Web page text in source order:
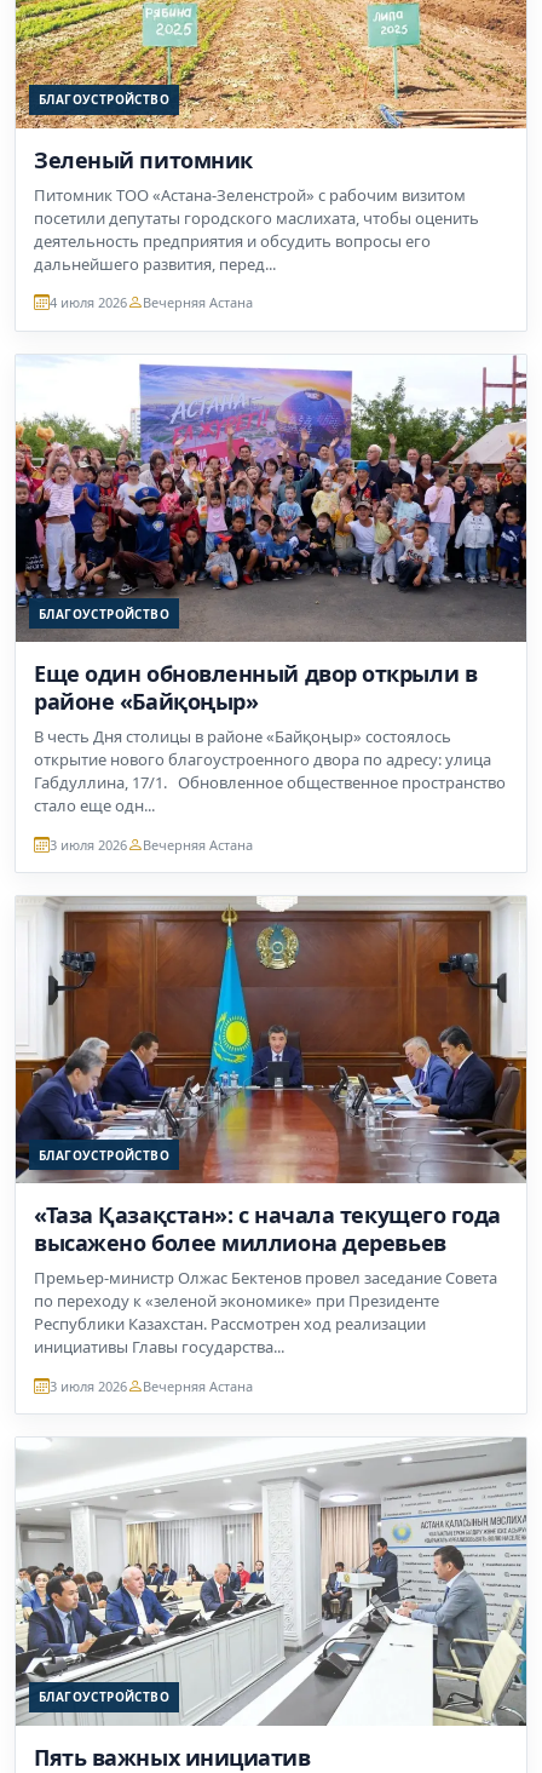
БЛАГОУСТРОЙСТВО
Зеленый питомник
Питомник ТОО «Астана-Зеленстрой» с рабочим визитом
посетили депутаты городского маслихата, чтобы оценить
деятельность предприятия и обсудить вопросы его
дальнейшего развития, перед...
4 июля 2026 Вечерняя Астана
БЛАГОУСТРОЙСТВО
Еще один обновленный двор открыли в
районе «Байқоңыр»
В честь Дня столицы в районе «Байқоңыр» состоялось
открытие нового благоустроенного двора по адресу: улица
Габдуллина, 17/1. Обновленное общественное пространство
стало еще одн...
3 июля 2026 Вечерняя Астана
БЛАГОУСТРОЙСТВО
«Таза Қазақстан»: с начала текущего года
высажено более миллиона деревьев
Премьер-министр Олжас Бектенов провел заседание Совета
по переходу к «зеленой экономике» при Президенте
Республики Казахстан. Рассмотрен ход реализации
инициативы Главы государства...
3 июля 2026 Вечерняя Астана
БЛАГОУСТРОЙСТВО
Пять важных инициатив